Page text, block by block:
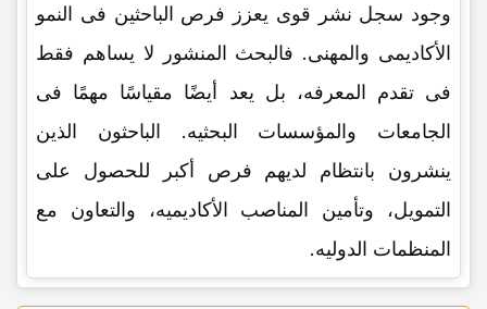
وجود سجل نشر قوی یعزز فرص الباحثین فی النمو
الأکادیمی والمهنی. فالبحث المنشور لا یساهم فقط
فی تقدم المعرفه، بل یعد أیضًا مقیاسًا مهمًا فی
الجامعات والمؤسسات البحثیه. الباحثون الذین
ینشرون بانتظام لدیهم فرص أکبر للحصول على
التمویل، وتأمین المناصب الأکادیمیه، والتعاون مع
المنظمات الدولیه.